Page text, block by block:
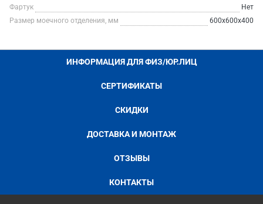
Фартук
Нет
Размер моечного отделения, мм
600х600х400
ИНФОРМАЦИЯ ДЛЯ ФИЗ/ЮР.ЛИЦ
СЕРТИФИКАТЫ
СКИДКИ
ДОСТАВКА И МОНТАЖ
ОТЗЫВЫ
КОНТАКТЫ